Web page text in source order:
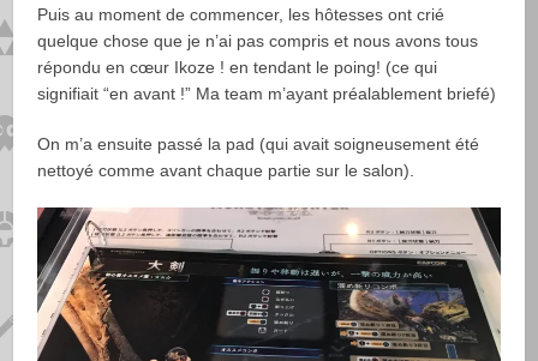
Puis au moment de commencer, les hôtesses ont crié
quelque chose que je n’ai pas compris et nous avons tous
répondu en cœur Ikoze ! en tendant le poing! (ce qui
signifiait “en avant !” Ma team m’ayant préalablement briefé)
On m’a ensuite passé la pad (qui avait soigneusement été
nettoyé comme avant chaque partie sur le salon).